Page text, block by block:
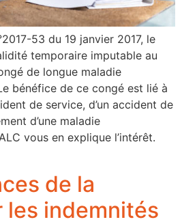
53 du 19 janvier 2017, le
temporaire imputable au
de longue maladie
bénéfice de ce congé est lié à
de service, d’un accident de
d’une maladie
vous en explique l’intérêt.
de la
les indemnités